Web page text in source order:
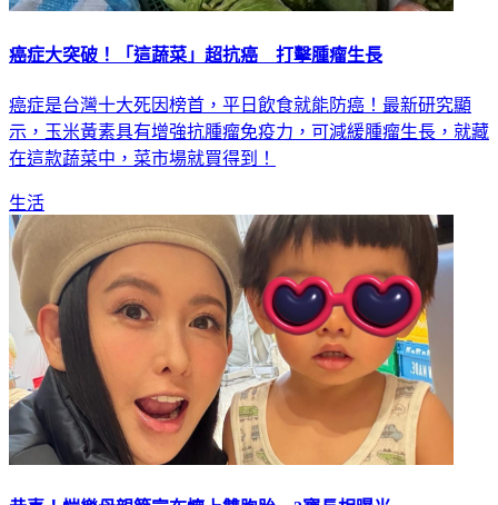
癌症大突破！「這蔬菜」超抗癌 打擊腫瘤生長
癌症是台灣十大死因榜首，平日飲食就能防癌！最新研究顯
示，玉米黃素具有增強抗腫瘤免疫力，可減緩腫瘤生長，就藏
在這款蔬菜中，菜市場就買得到！
生活